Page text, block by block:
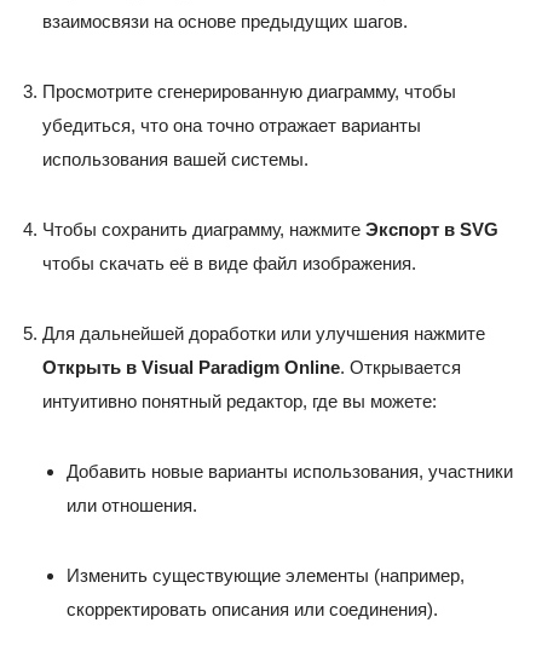
взаимосвязи на основе предыдущих шагов.
Просмотрите сгенерированную диаграмму, чтобы
убедиться, что она точно отражает варианты
использования вашей системы.
Чтобы сохранить диаграмму, нажмите Экспорт в SVG
чтобы скачать её в виде файл изображения.
Для дальнейшей доработки или улучшения нажмите
Открыть в Visual Paradigm Online. Открывается
интуитивно понятный редактор, где вы можете:
Добавить новые варианты использования, участники
или отношения.
Изменить существующие элементы (например,
скорректировать описания или соединения).